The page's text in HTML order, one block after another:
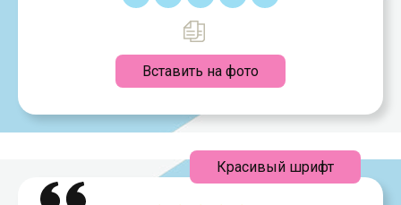
Вставить на фото
Красивый шрифт